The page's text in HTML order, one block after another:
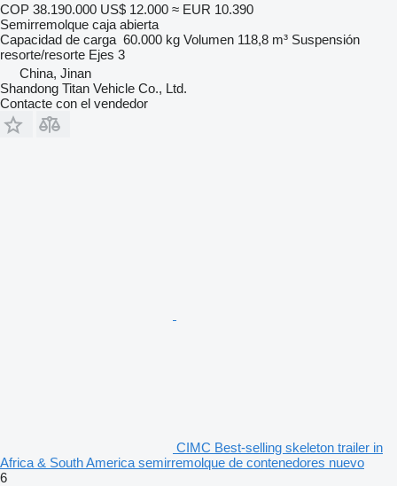
COP 38.190.000 US$ 12.000 ≈ EUR 10.390
Semirremolque caja abierta
Capacidad de carga 60.000 kg Volumen 118,8 m³ Suspensión
resorte/resorte Ejes 3
China, Jinan
Shandong Titan Vehicle Co., Ltd.
Contacte con el vendedor
CIMC Best-selling skeleton trailer in
Africa & South America semirremolque de contenedores nuevo
6